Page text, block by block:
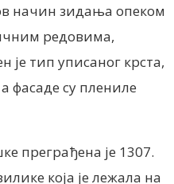
начин зидања опеком
редовима,
је тип уписаног крста,
фасаде су плениле
преграђена је 1307.
која је лежала на